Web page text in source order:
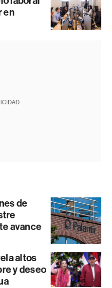
en
de
avance
altos
y deseo